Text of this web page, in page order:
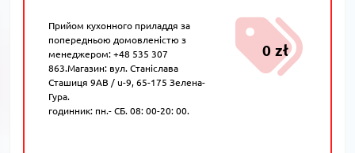
Прийом кухонного приладдя за
попередньою домовленістю з
менеджером: +48 535 307
863.Магазин: вул. Станіслава
Сташиця 9AB / u-9, 65-175 Зелена-
Гура.
годинник: пн.- СБ. 08: 00-20: 00.
0 zł